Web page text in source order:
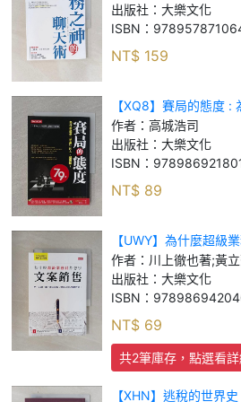
出版社： 大樂文化
ISBN：
NT$ 159
【XQ8】賽局的態度 :
輸?_高城浩司
作者： 高城浩司
出版社： 大樂文化
ISBN：
NT$ 89
【UWY】為什麼超級
句話,讓「商品故事」
也著 ; 黃立萍譯
作者： 川上徹也著;黃
出版社： 大樂文化
ISBN：
NT$ 69
共2筆庫存，點選看詳
【XHN】逃稅的世界